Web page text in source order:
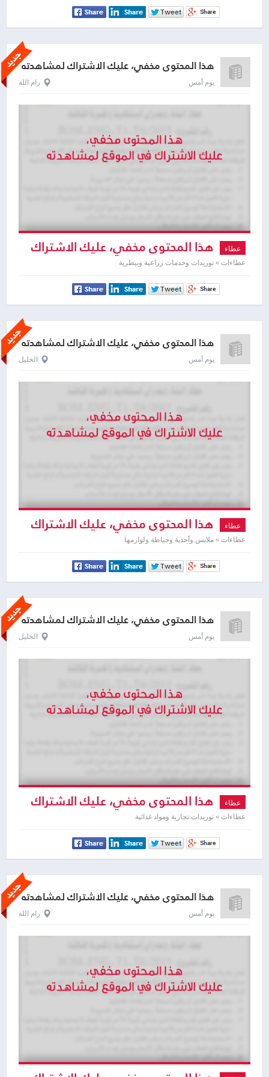
هذا المحتوى مخفي، عليك الاشتراك لمشاهدته
يوم أمس رام الله
عطاء هذا المحتوى مخفي، عليك الاشتراك
لمشاهدته
عطاءات » توريدات وخدمات زراعية وبيطرية
هذا المحتوى مخفي، عليك الاشتراك لمشاهدته
يوم أمس الخليل
عطاء هذا المحتوى مخفي، عليك الاشتراك
لمشاهدته
عطاءات » ملابس وأحذية وخياطة ولوازمها
هذا المحتوى مخفي، عليك الاشتراك لمشاهدته
يوم أمس الخليل
عطاء هذا المحتوى مخفي، عليك الاشتراك
لمشاهدته
عطاءات » توريدات تجارية ومواد غذائية
هذا المحتوى مخفي، عليك الاشتراك لمشاهدته
يوم أمس رام الله